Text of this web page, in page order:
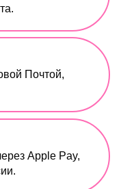
Почтой,
Apple Pay,